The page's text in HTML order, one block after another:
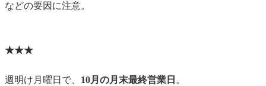
などの要因に注意。
★★★
週明け月曜日で、 10月の月末最終営業日 。